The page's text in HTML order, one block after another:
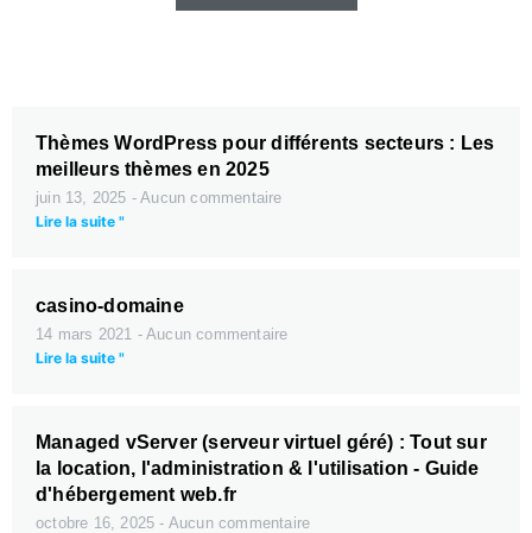
Thèmes WordPress pour différents secteurs : Les
meilleurs thèmes en 2025
juin 13, 2025
Aucun commentaire
Lire la suite "
casino-domaine
14 mars 2021
Aucun commentaire
Lire la suite "
Managed vServer (serveur virtuel géré) : Tout sur
la location, l'administration & l'utilisation - Guide
d'hébergement web.fr
octobre 16, 2025 Aucun commentaire